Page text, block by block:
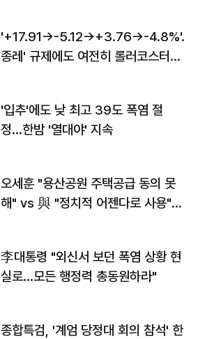
'+17.91→-5.12→+3.76→-4.8%'…'
종레' 규제에도 여전히 롤러코스터
'입추'에도 낮 최고 39도 폭염 절
정…한밤 '열대야' 지속
오세훈 "용산공원 주택공급 동의 못
해" vs 與 "정치적 어젠다로 사용"
李대통령 "외신서 보던 폭염 상황 현
실로…모든 행정력 총동원하라"
종합특검, '계엄 당정대 회의 참석' 한